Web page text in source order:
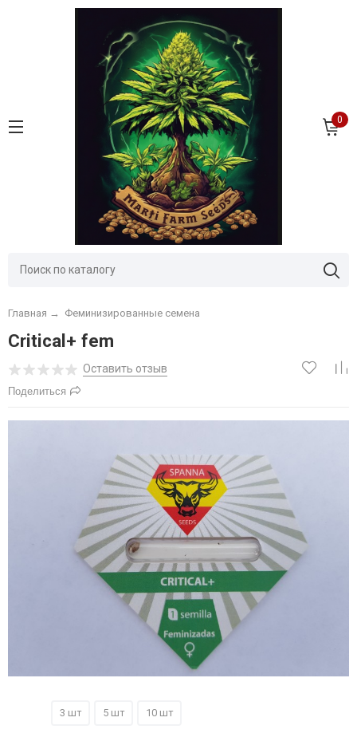
0
Главная → Феминизированные семена
Сritical+ fem
Оставить отзыв
Поделиться
3 шт 5 шт 10 шт